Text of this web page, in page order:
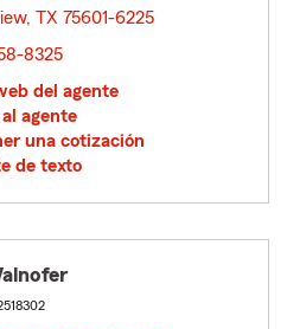
TX 75601-6225
8325
del agente
al agente
una cotización
de texto